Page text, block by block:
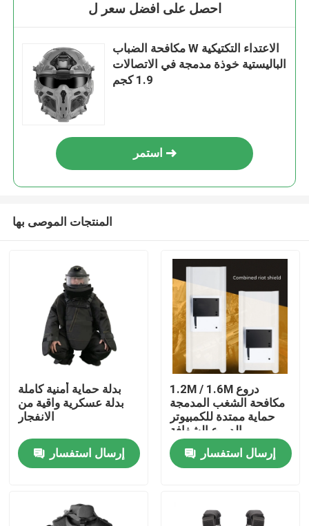
إتصال
احصل على افضل سعر ل
مكافحة الضباب W الاعتداء التكتيكية
الباليستية خوذة مدمجة في الاتصالات
1.9 كجم
استمر
المنتجات الموصى بها
بدلة حماية أمنية كاملة
بدلة عسكرية واقية من
الانفجار
إرسال استفسار
1.2M / 1.6M دروع
مكافحة الشغب المدمجة
حماية ممتدة للكمبيوتر
الدروع الشفافة
إرسال استفسار